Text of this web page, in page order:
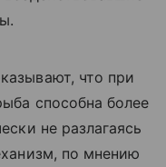
что при
способна более
не разлагаясь
по мнению